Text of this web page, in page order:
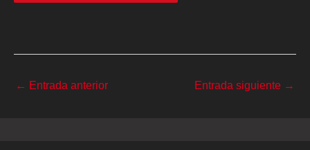
← Entrada anterior Entrada siguiente →